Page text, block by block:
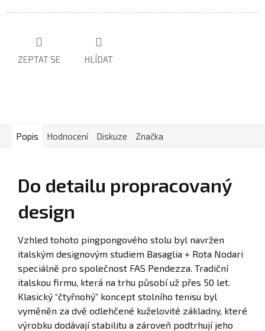
ZEPTAT SE HLÍDAT
Popis Hodnocení Diskuze Značka
Do detailu propracovaný
design
Vzhled tohoto pingpongového stolu byl navržen
italským designovým studiem Basaglia + Rota Nodari
speciálně pro společnost FAS Pendezza. Tradiční
italskou firmu, která na trhu působí už přes 50 let.
Klasický “čtyřnohý” koncept stolního tenisu byl
vyměněn za dvě odlehčené kuželovité základny, které
výrobku dodávají stabilitu a zároveň podtrhují jeho